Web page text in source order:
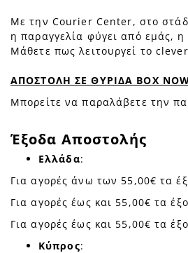
Με την Courier Center, στο
η παραγγελία φύγει από εμάς,
Μάθετε πως λειτουργεί το
ΑΠΟΣΤΟΛΗ ΣΕ ΘΥΡΙΔΑ BOX
Μπορείτε να παραλάβετε την
Έξοδα Αποστολής
Ελλάδα:
Για αγορές άνω των 55,00€ τα
Για αγορές έως και 55,00€ τα
Για αγορές έως και 55,00€ τα
Κύπρος: